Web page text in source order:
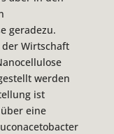
geradezu.
Wirtschaft
werden
ist
eine